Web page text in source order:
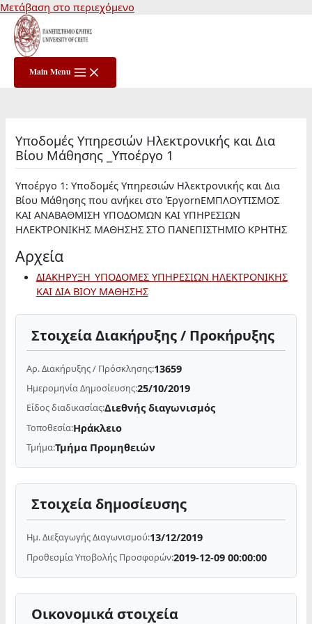
Μετάβαση στο περιεχόμενο
Main Menu
Υποδομές Υπηρεσιών Ηλεκτρονικής και Δια
Βίου Μάθησης _Υποέργο 1
Υποέργο 1: Υποδομές Υπηρεσιών Ηλεκτρονικής και Δια
Βίου Μάθησης που ανήκει στο ΈργοrnΕΜΠΛΟΥΤΙΣΜΟΣ
ΚΑΙ ΑΝΑΒΑΘΜΙΣΗ ΥΠΟΔΟΜΩΝ ΚΑΙ ΥΠΗΡΕΣΙΩΝ
ΗΛΕΚΤΡΟΝΙΚΗΣ ΜΑΘΗΣΗΣ ΣΤΟ ΠΑΝΕΠΙΣΤΗΜΙΟ ΚΡΗΤΗΣ
Αρχεία
ΔΙΑΚΗΡΥΞΗ_ΥΠΟΔΟΜΕΣ ΥΠΗΡΕΣΙΩΝ ΗΛΕΚΤΡΟΝΙΚΗΣ
ΚΑΙ ΔΙΑ ΒΙΟΥ ΜΑΘΗΣΗΣ
Στοιχεία Διακήρυξης / Προκήρυξης
Αρ. Διακήρυξης / Πρόσκλησης:13659
Ημερομηνία Δημοσίευσης:25/10/2019
Είδος διαδικασίας:Διεθνής διαγωνισμός
Τοποθεσία:Ηράκλειο
Τμήμα:Τμήμα Προμηθειών
Στοιχεία δημοσίευσης
Ημ. Διεξαγωγής Διαγωνισμού:13/12/2019
Προθεσμία Υποβολής Προσφορών:2019-12-09 00:00:00
Οικονομικά στοιχεία